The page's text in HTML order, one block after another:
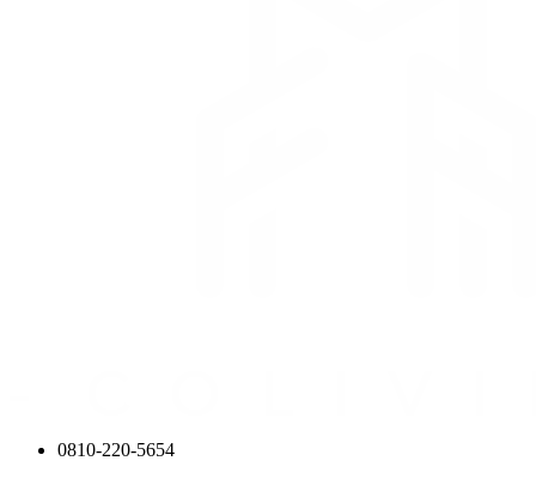
0810-220-5654